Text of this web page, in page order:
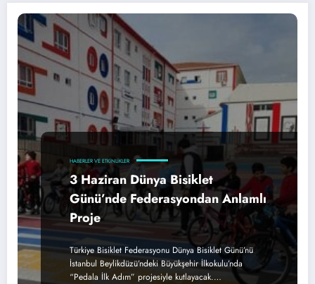
HABERLER VE ETKINLIKLER
3 Haziran Dünya Bisiklet
Günü’nde Federasyondan Anlamlı
Proje
Türkiye Bisiklet Federasyonu Dünya Bisiklet Günü’nü
İstanbul Beylikdüzü’ndeki Büyükşehir İlkokulu’nda
“Pedala İlk Adım” projesiyle kutlayacak.…